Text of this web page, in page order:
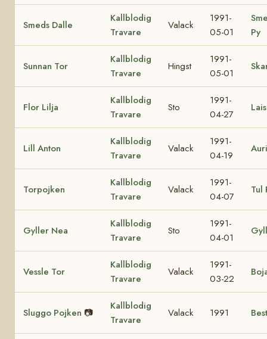
Smeds Dalle
Kallblodig
Travare
Valack
1991-
05-01
Py
Sunnan Tor
Kallblodig
Travare
Hingst
1991-
05-01
Flor Lilja
Kallblodig
Travare
Sto
1991-
04-27
Lill Anton
Kallblodig
Travare
Valack
1991-
04-19
Torpojken
Kallblodig
Travare
Valack
1991-
04-07
Tul
Gyller Nea
Kallblodig
Travare
Sto
1991-
04-01
Vessle Tor
Kallblodig
Travare
Valack
1991-
03-22
Sluggo Pojken 📷
Kallblodig
Travare
Valack 1991